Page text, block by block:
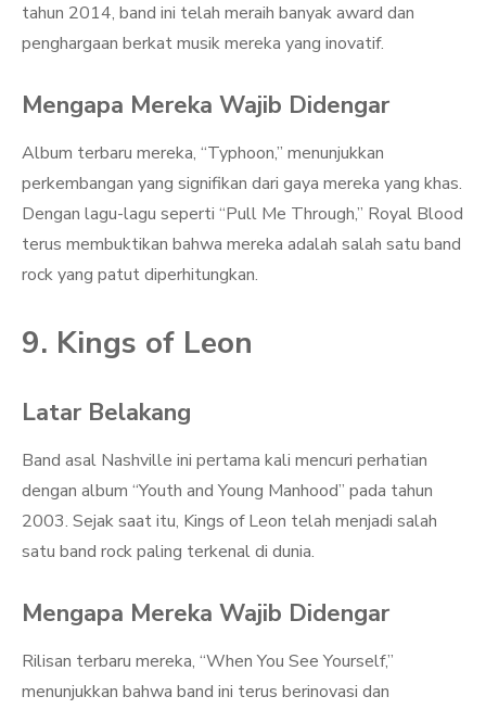
tahun 2014, band ini telah meraih banyak award dan
penghargaan berkat musik mereka yang inovatif.
Mengapa Mereka Wajib Didengar
Album terbaru mereka, “Typhoon,” menunjukkan
perkembangan yang signifikan dari gaya mereka yang khas.
Dengan lagu-lagu seperti “Pull Me Through,” Royal Blood
terus membuktikan bahwa mereka adalah salah satu band
rock yang patut diperhitungkan.
9. Kings of Leon
Latar Belakang
Band asal Nashville ini pertama kali mencuri perhatian
dengan album “Youth and Young Manhood” pada tahun
2003. Sejak saat itu, Kings of Leon telah menjadi salah
satu band rock paling terkenal di dunia.
Mengapa Mereka Wajib Didengar
Rilisan terbaru mereka, “When You See Yourself,”
menunjukkan bahwa band ini terus berinovasi dan